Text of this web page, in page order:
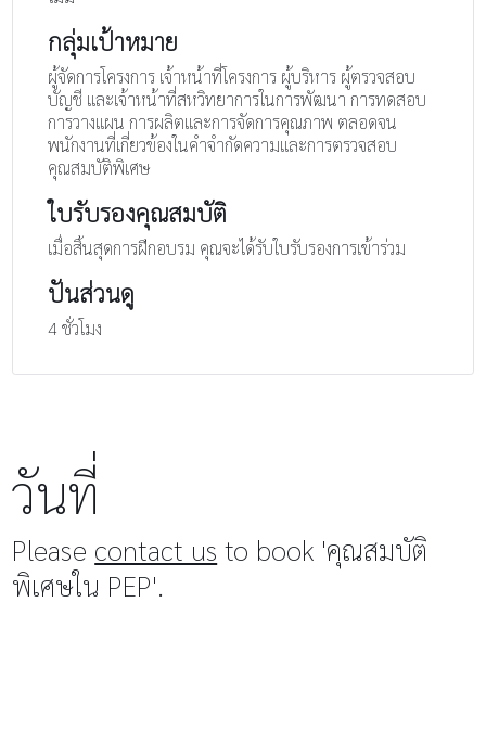
กลุ่มเป้าหมาย
ผู้จัดการโครงการ เจ้าหน้าที่โครงการ ผู้บริหาร ผู้ตรวจสอบ
บัญชี และเจ้าหน้าที่สหวิทยาการในการพัฒนา การทดสอบ
การวางแผน การผลิตและการจัดการคุณภาพ ตลอดจน
พนักงานที่เกี่ยวข้องในคำจำกัดความและการตรวจสอบ
คุณสมบัติพิเศษ
ใบรับรองคุณสมบัติ
เมื่อสิ้นสุดการฝึกอบรม คุณจะได้รับใบรับรองการเข้าร่วม
ปันส่วนดู
4 ชั่วโมง
วันที่
Please contact us to book 'คุณสมบัติ
พิเศษใน PEP'.